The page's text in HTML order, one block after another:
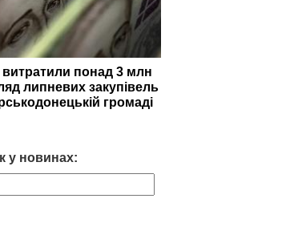
понад 3 млн
липневих закупівель
громаді
у новинах: